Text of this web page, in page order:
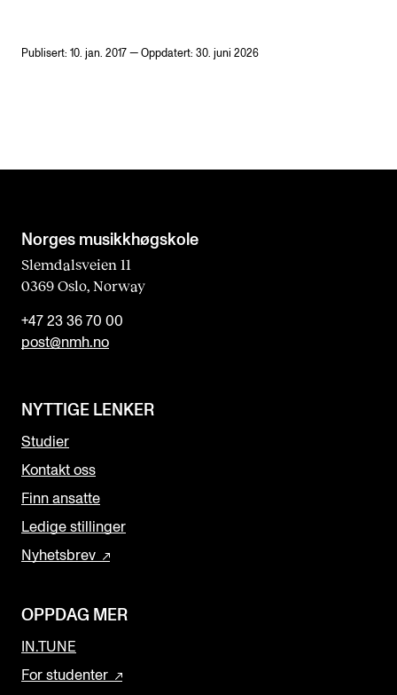
Publisert: 10. jan. 2017 — Oppdatert: 30. juni 2026
Norges musikk­høgskole
Slemdalsveien 11
0369 Oslo, Norway
+47 23 36 70 00
post@nmh.no
NYTTIGE LENKER
Studier
Kontakt oss
Finn ansatte
Ledige stillinger
Nyhetsbrev
OPPDAG MER
IN.TUNE
For studenter